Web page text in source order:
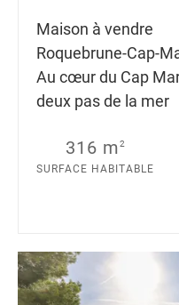
Maison à vendre
Roquebrune-Cap-
Au cœur du Cap
deux pas de la mer
316 m2
SURFACE HABITABLE